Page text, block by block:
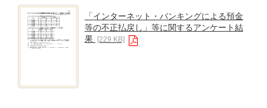
「インターネット・バンキングによる預金
等の不正払戻し」等に関するアンケート結
果
[229 KB]